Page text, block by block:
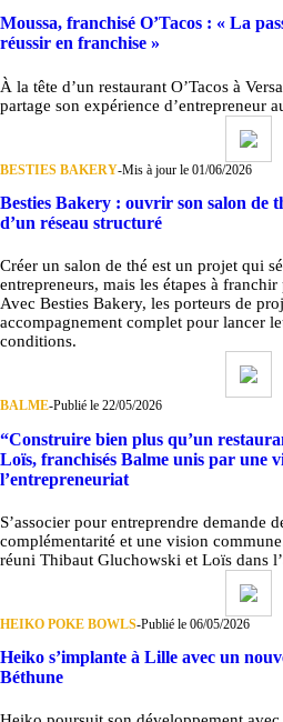
Moussa, franchisé O’Tacos : « La
réussir en franchise »
À la tête d’un restaurant O’Tacos à
partage son expérience d’entrepreneur
BESTIES BAKERY-Mis à jour le 01/06/2026
Besties Bakery : ouvrir son salon de
d’un réseau structuré
Créer un salon de thé est un projet qui
entrepreneurs, mais les étapes à
Avec Besties Bakery, les porteurs de
accompagnement complet pour lancer
conditions.
BALME-Publié le 22/05/2026
“Construire bien plus qu’un
Loïs, franchisés Balme unis par une
l’entrepreneuriat
S’associer pour entreprendre demande
complémentarité et une vision
réuni Thibaut Gluchowski et Loïs dans
HEIKO POKE BOWLS-Publié le 06/05/2026
Heiko s’implante à Lille avec un
Béthune